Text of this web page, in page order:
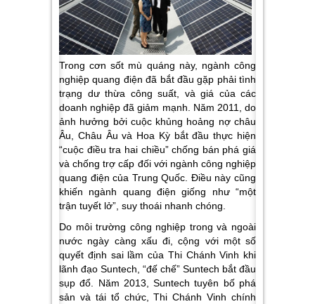
Trong cơn sốt mù quáng này, ngành công
nghiệp quang điện đã bắt đầu gặp phải tình
trạng dư thừa công suất, và giá của các
doanh nghiệp đã giảm mạnh. Năm 2011, do
ảnh hưởng bởi cuộc khủng hoảng nợ châu
Âu, Châu Âu và Hoa Kỳ bắt đầu thực hiện
“cuộc điều tra hai chiều” chống bán phá giá
và chống trợ cấp đối với ngành công nghiệp
quang điện của Trung Quốc. Điều này cũng
khiến ngành quang điện giống như “một
trận tuyết lở”, suy thoái nhanh chóng.
Do môi trường công nghiệp trong và ngoài
nước ngày càng xấu đi, cộng với một số
quyết định sai lầm của Thi Chánh Vinh khi
lãnh đạo Suntech, “đế chế” Suntech bắt đầu
sụp đổ. Năm 2013, Suntech tuyên bố phá
sản và tái tổ chức, Thi Chánh Vinh chính